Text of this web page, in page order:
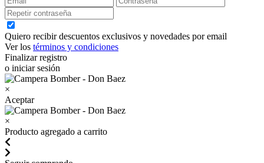
Quiero recibir descuentos exclusivos y novedades por email
Ver los términos y condiciones
Finalizar registro
o iniciar sesión
×
Aceptar
×
Producto agregado a carrito